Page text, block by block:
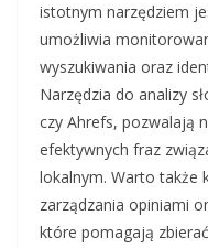
istotnym narzędziem
umożliwia
wyszukiwania oraz
Narzędzia do analizy
czy Ahrefs, pozwalają
efektywnych fraz
lokalnym. Warto także
zarządzania opiniami
które pomagają